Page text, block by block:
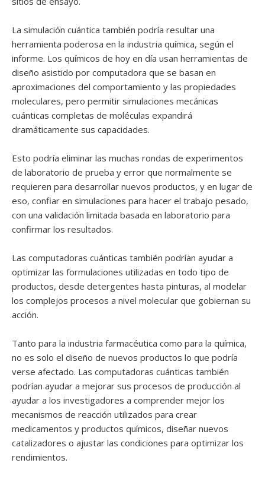
La simulación cuántica también podría resultar una
herramienta poderosa en la industria química, según el
informe. Los químicos de hoy en día usan herramientas de
diseño asistido por computadora que se basan en
aproximaciones del comportamiento y las propiedades
moleculares, pero permitir simulaciones mecánicas
cuánticas completas de moléculas expandirá
dramáticamente sus capacidades.
Esto podría eliminar las muchas rondas de experimentos
de laboratorio de prueba y error que normalmente se
requieren para desarrollar nuevos productos, y en lugar de
eso, confiar en simulaciones para hacer el trabajo pesado,
con una validación limitada basada en laboratorio para
confirmar los resultados.
Las computadoras cuánticas también podrían ayudar a
optimizar las formulaciones utilizadas en todo tipo de
productos, desde detergentes hasta pinturas, al modelar
los complejos procesos a nivel molecular que gobiernan su
acción.
Tanto para la industria farmacéutica como para la química,
no es solo el diseño de nuevos productos lo que podría
verse afectado. Las computadoras cuánticas también
podrían ayudar a mejorar sus procesos de producción al
ayudar a los investigadores a comprender mejor los
mecanismos de reacción utilizados para crear
medicamentos y productos químicos, diseñar nuevos
catalizadores o ajustar las condiciones para optimizar los
rendimientos.